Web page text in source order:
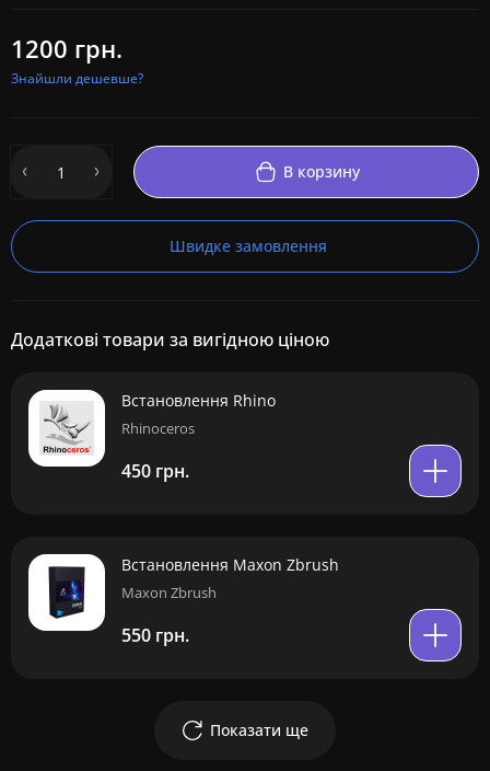
1200 грн.
Знайшли дешевше?
В корзину
Швидке замовлення
Додаткові товари за вигідною ціною
Встановлення Rhino
Rhinoceros
450 грн.
Встановлення Maxon Zbrush
Maxon Zbrush
550 грн.
Показати ще